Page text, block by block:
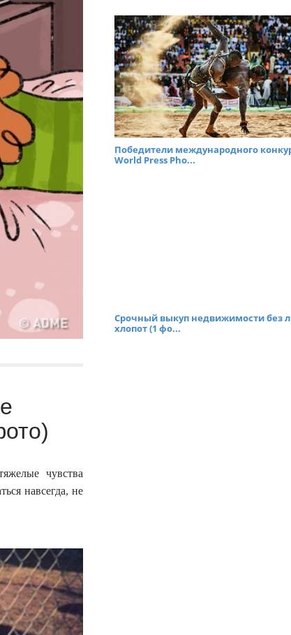
чувства
навсегда, не
Победители международного
World Press Pho...
Срочный выкуп недвижимости без
хлопот (1 фо...